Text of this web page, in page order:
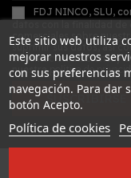
FDJ NINCO, SLU,
comerciales sobre
suprimir sus datos, así
información adicional y
nuestra política de
SUSCRIBIRSE
Este sitio web utiliza
mejorar nuestros
con sus preferencias
navegación. Para dar
botón Acepto.
Política de cookies